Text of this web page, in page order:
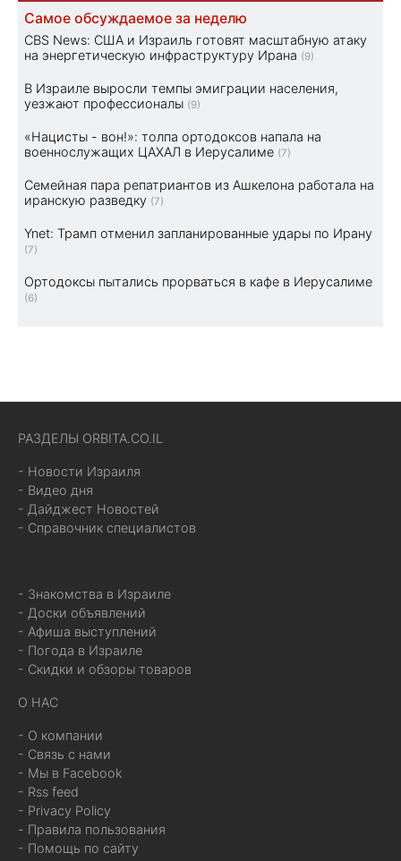
Самое обсуждаемое за неделю
CBS News: США и Израиль готовят масштабную атаку
на энергетическую инфраструктуру Ирана (9)
В Израиле выросли темпы эмиграции населения,
уезжают профессионалы (9)
«Нацисты - вон!»: толпа ортодоксов напала на
военнослужащих ЦАХАЛ в Иерусалиме (7)
Семейная пара репатриантов из Ашкелона работала на
иранскую разведку (7)
Ynet: Трамп отменил запланированные удары по Ирану
(7)
Ортодоксы пытались прорваться в кафе в Иерусалиме
(6)
РАЗДЕЛЫ ORBITA.CO.IL
- Новости Израиля
- Видео дня
- Дайджест Новостей
- Справочник специалистов
- Знакомства в Израиле
- Доски объявлений
- Афиша выступлений
- Погода в Израиле
- Скидки и обзоры товаров
О НАС
- О компании
- Связь с нами
- Мы в Facebook
- Rss feed
- Privacy Policy
- Правила пользования
- Помощь по сайту